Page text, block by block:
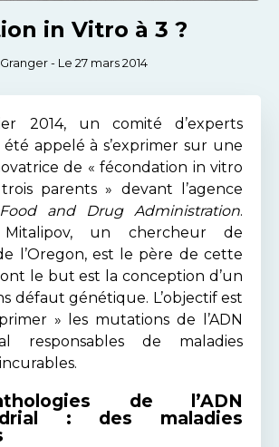
in Vitro à 3 ?
- Le 27 mars 2014
2014, un comité d’experts
été appelé à s’exprimer sur une
de « fécondation in vitro
parents » devant l’agence
Food and Drug Administration.
Mitalipov, un chercheur de
l’Oregon, est le père de cette
le but est la conception d’un
défaut génétique. L’objectif est
» les mutations de l’ADN
responsables de maladies
de l’ADN
: des maladies